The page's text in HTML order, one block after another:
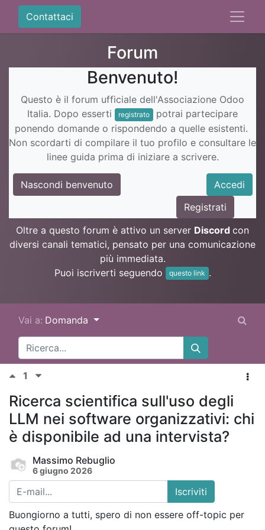
Contattaci
Forum
Benvenuto!
Questo è il forum ufficiale dell'Associazione Odoo
Italia. Dopo esserti
registrato
potrai partecipare
ponendo domande o rispondendo a quelle esistenti.
Non scordarti di compilare il tuo profilo e consultare le
linee guida prima di iniziare a scrivere.
Nascondi benvenuto
Accedi
Registrati
Oltre a questo forum è attivo un server Discord con
diversi canali tematici, pensato per una comunicazione
più immediata.
Puoi iscriverti seguendo
questo link .
Vai a: Domanda
1
Ricerca scientifica sull'uso degli
LLM nei software organizzativi: chi
è disponibile ad una intervista?
Massimo Rebuglio
6 giugno 2026
Iscriviti
Buongiorno a tutti, spero di non essere off-topic per